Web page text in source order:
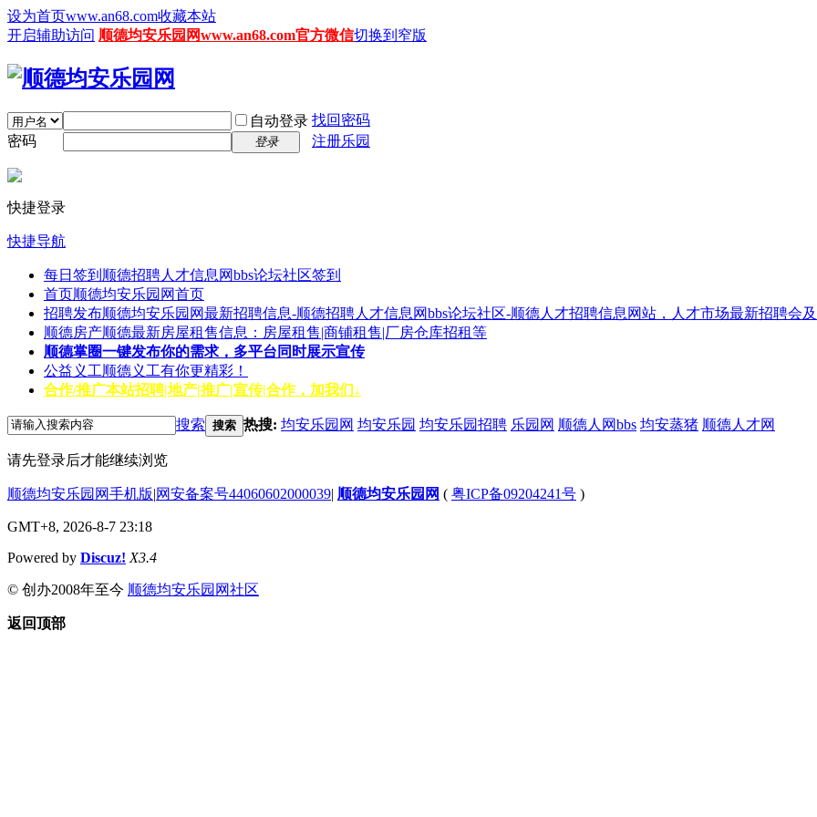
设为首页www.an68.com收藏本站
开启辅助访问 顺德均安乐园网www.an68.com官方微信切换到窄版
自动登录 找回密码
密码
登录 注册乐园
快捷登录
快捷导航
每日签到 顺德招聘人才信息网bbs论坛社区签到
首页顺德均安乐园网首页
招聘发布顺德均安乐园网最新招聘信息-顺德招聘人才信息网bbs论坛社区-顺德人才招聘信息网站，人才市场最新招聘会
顺德房产顺德最新房屋租售信息：房屋租售|商铺租售|厂房仓库招租等
顺德掌圈一键发布你的需求，多平台同时展示宣传
公益义工顺德义工有你更精彩！
合作/推广本站招聘|地产|推广|宣传|合作，加我们↓
搜索 搜索 热搜: 均安乐园网 均安乐园 均安乐园招聘 乐园网 顺德人网bbs 均安蒸猪 顺德人才网
请先登录后才能继续浏览
顺德均安乐园网手机版|网安备案号44060602000039| 顺德均安乐园网 ( 粤ICP备09204241号 )
GMT+8, 2026-8-7 23:18
Powered by Discuz! X3.4
© 创办2008年至今 顺德均安乐园网社区
返回顶部